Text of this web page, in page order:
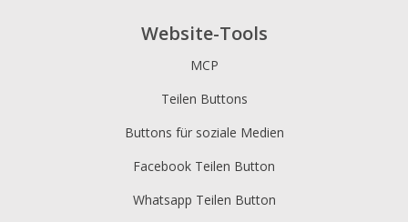
Website-Tools
MCP
Teilen Buttons
Buttons für soziale Medien
Facebook Teilen Button
Whatsapp Teilen Button